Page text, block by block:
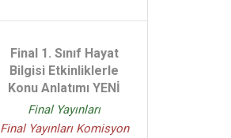
Final 1. Sınıf Hayat
Bilgisi Etkinliklerle
Konu Anlatımı YENİ
Final Yayınları
Final Yayınları Komisyon